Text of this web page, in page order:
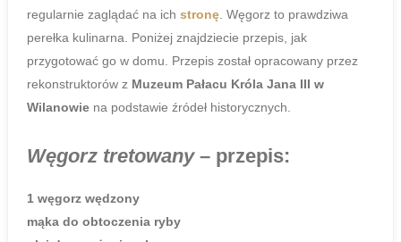
regularnie zaglądać na ich stronę. Węgorz to prawdziwa
perełka kulinarna. Poniżej znajdziecie przepis, jak
przygotować go w domu. Przepis został opracowany przez
rekonstruktorów z Muzeum Pałacu Króla Jana III w
Wilanowie na podstawie źródeł historycznych.
Węgorz tretowany – przepis:
1 węgorz wędzony
mąka do obtoczenia ryby